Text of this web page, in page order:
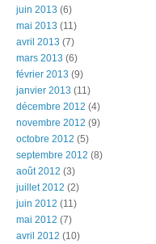
juin 2013 (6)
mai 2013 (11)
avril 2013 (7)
mars 2013 (6)
février 2013 (9)
janvier 2013 (11)
décembre 2012 (4)
novembre 2012 (9)
octobre 2012 (5)
septembre 2012 (8)
août 2012 (3)
juillet 2012 (2)
juin 2012 (11)
mai 2012 (7)
avril 2012 (10)